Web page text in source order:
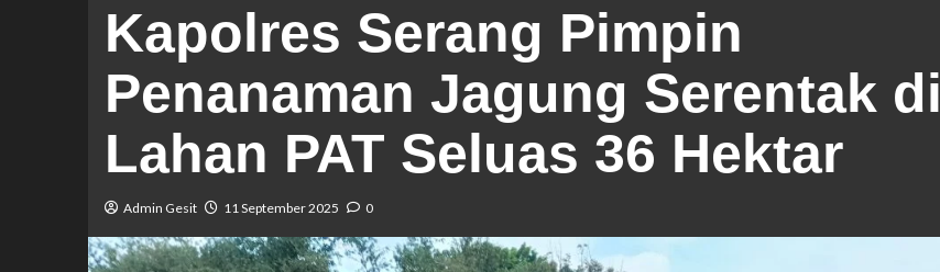
​Kapolres Serang Pimpin
Penanaman Jagung Serentak di
Lahan PAT Seluas 36 Hektar
Admin Gesit 11 September 2025 0